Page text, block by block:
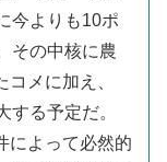
今よりも10ポ
その中核に農
メに加え、
する予定だ。
によって必然的